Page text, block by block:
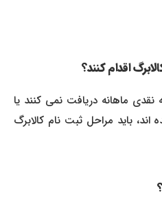
اقدام کنند؟
ماهانه دریافت نمی کنند یا
باید مراحل ثبت نام کالابرگ